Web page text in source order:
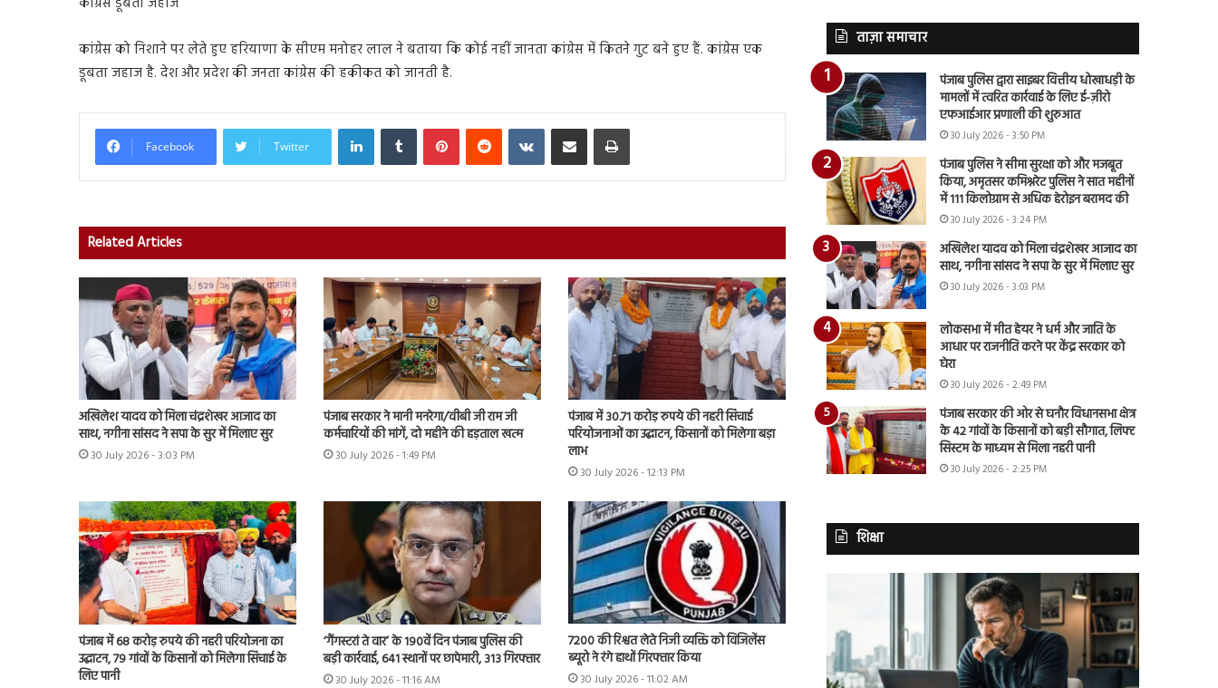
कांग्रेस को निशाने पर लेते हुए हरियाणा के सीएम मनोहर लाल ने बताया कि कोई नहीं जानता कांग्रेस में कितने गुट बने हुए हैं. कांग्रेस एक
डूबता जहाज है. देश और प्रदेश की जनता कांग्रेस की हकीकत को जानती है.
Facebook Twitter
LinkedInTumblr PinterestReddit VKontakteShare via Email Print
Related Articles
अखिलेश यादव को मिला चंद्रशेखर आजाद का
साथ, नगीना सांसद ने सपा के सुर में मिलाए सुर
30 July 2026 - 3:03 PM
पंजाब सरकार ने मानी मनरेगा/वीबी जी राम जी
कर्मचारियों की मांगें, दो महीने की हड़ताल खत्म
30 July 2026 - 1:49 PM
पंजाब में 30.71 करोड़ रुपये की नहरी सिंचाई
परियोजनाओं का उद्घाटन, किसानों को मिलेगा बड़ा
लाभ
30 July 2026 - 12:13 PM
पंजाब में 68 करोड़ रुपये की नहरी परियोजना का
उद्घाटन, 79 गांवों के किसानों को मिलेगा सिंचाई के
लिए पानी
‘गैंगस्टरां ते वार’ के 190वें दिन पंजाब पुलिस की
बड़ी कार्रवाई, 641 स्थानों पर छापेमारी, 313 गिरफ्तार
30 July 2026 - 11:16 AM
7200 की रिश्वत लेते निजी व्यक्ति को विजिलेंस
ब्यूरो ने रंगे हाथों गिरफ्तार किया
30 July 2026 - 11:02 AM
ताज़ा समाचार
पंजाब पुलिस द्वारा साइबर वित्तीय धोखाधड़ी के
मामलों में त्वरित कार्रवाई के लिए ई-ज़ीरो
एफआईआर प्रणाली की शुरुआत
30 July 2026 - 3:50 PM
पंजाब पुलिस ने सीमा सुरक्षा को और मजबूत
किया, अमृतसर कमिश्नरेट पुलिस ने सात महीनों
में 111 किलोग्राम से अधिक हेरोइन बरामद की
30 July 2026 - 3:24 PM
अखिलेश यादव को मिला चंद्रशेखर आजाद का
साथ, नगीना सांसद ने सपा के सुर में मिलाए सुर
30 July 2026 - 3:03 PM
लोकसभा में मीत हेयर ने धर्म और जाति के
आधार पर राजनीति करने पर केंद्र सरकार को
घेरा
30 July 2026 - 2:49 PM
पंजाब सरकार की ओर से घनौर विधानसभा क्षेत्र
के 42 गांवों के किसानों को बड़ी सौगात, लिफ्ट
सिस्टम के माध्यम से मिला नहरी पानी
30 July 2026 - 2:25 PM
शिक्षा